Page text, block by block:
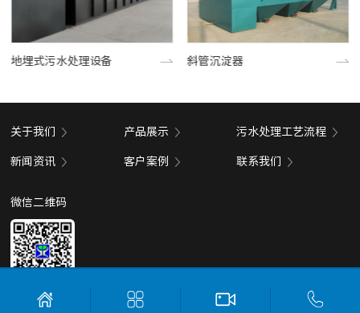
地埋式污水处理设备 斜管沉淀器
关于我们 产品展示 污水处理工艺流程
新闻资讯 客户案例 联系我们
微信二维码
Copyright © 2020 山东国泰金属容器制造有限公司 All Rights